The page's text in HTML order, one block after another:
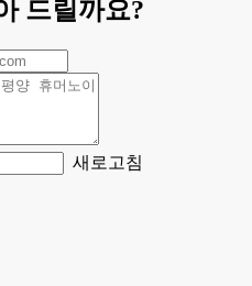
드릴까요?
새로고침